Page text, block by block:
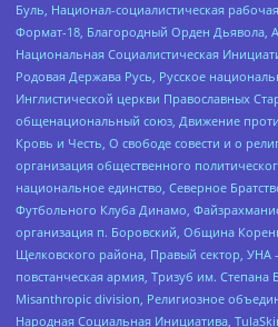
Буль, Национал-социалистическая
Формат-18, Благородный Орден Дьявола,
Национальная Социалистическая
Родовая Держава Русь, Русское
Инглистической церкви Православных
общенациональный союз, Движение
Кровь и Честь, О свободе совести и о
организация общественного
национальное единство, Северное
Футбольного Клуба Динамо,
организация п. Боровский, Община
Щелковского района, Правый сектор, УНА
повстанческая армия, Тризуб им. Степана
Misanthropic division, Религиозное
Народная Социальная Инициатива,